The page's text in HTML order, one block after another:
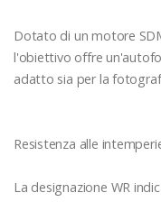
Dotato di un motore
l'obiettivo offre
adatto sia per la
Resistenza alle
La designazione WR